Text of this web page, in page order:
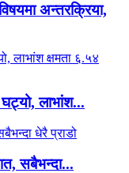
अन्तरक्रिया,
लाभांश...
सबैभन्दा...